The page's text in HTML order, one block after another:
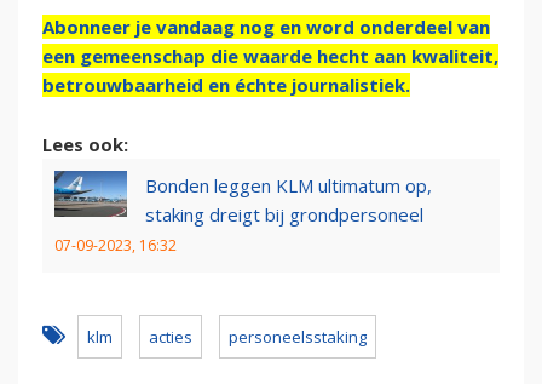
Abonneer je vandaag nog en word onderdeel van
een gemeenschap die waarde hecht aan kwaliteit,
betrouwbaarheid en échte journalistiek.
Lees ook:
Bonden leggen KLM ultimatum op,
staking dreigt bij grondpersoneel
07-09-2023, 16:32
klm acties personeelsstaking